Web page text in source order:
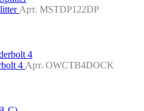
Арт. MSTDP122DP
4 Арт. OWCTB4DOCK